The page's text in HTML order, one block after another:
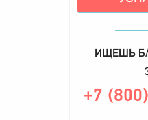
ИЩЕШЬ Б/
+7